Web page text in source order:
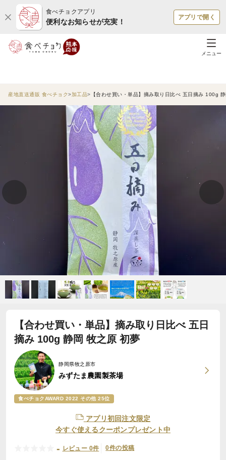
食べチョクアプリ
便利なお知らせが充実！
アプリで開く
メニュー
産地直送通販 食べチョク 加工品 【合わせ買い・単品】摘み取り日比べ 五日摘み 100g
【合わせ買い・単品】摘み取り日比べ 五日
摘み 100g 静岡 牧之原 初夢
静岡県牧之原市
みずたま農園製茶場
食べチョクAWARD 2022 その他 25位
アプリ初回注文限定
今すぐ使えるクーポンプレゼント中
- レビュー 0件 0件の投稿